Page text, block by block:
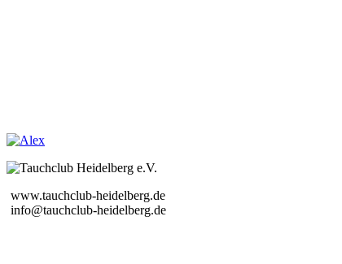
www.tauchclub-heidelberg.de
info@tauchclub-heidelberg.de